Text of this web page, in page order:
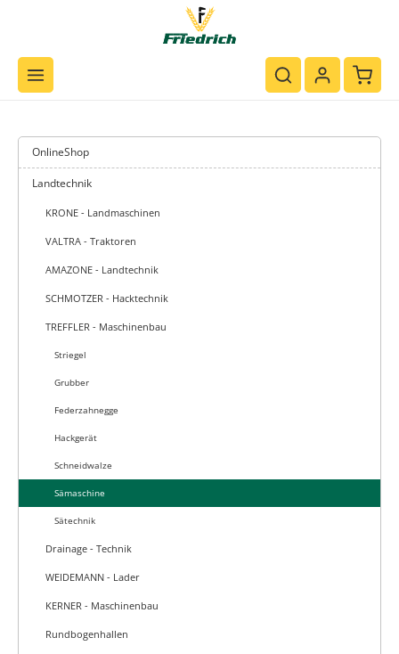
OnlineShop
Landtechnik
KRONE - Landmaschinen
VALTRA - Traktoren
AMAZONE - Landtechnik
SCHMOTZER - Hacktechnik
TREFFLER - Maschinenbau
Striegel
Grubber
Federzahnegge
Hackgerät
Schneidwalze
Sämaschine
Sätechnik
Drainage - Technik
WEIDEMANN - Lader
KERNER - Maschinenbau
Rundbogenhallen